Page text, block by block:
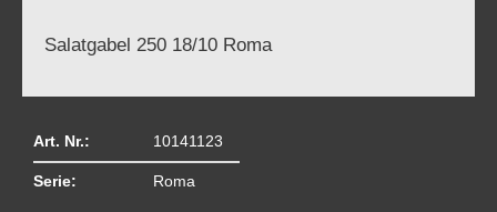
Salatgabel 250 18/10 Roma
Art. Nr.: 10141123
Serie: Roma